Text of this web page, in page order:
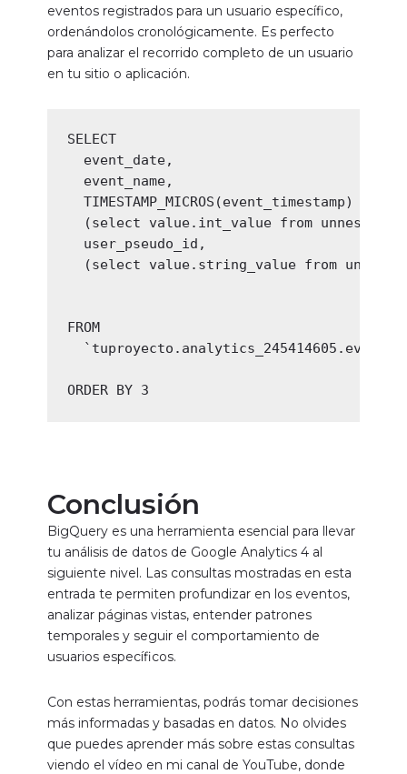
eventos registrados para un usuario específico,
ordenándolos cronológicamente. Es perfecto
para analizar el recorrido completo de un usuario
en tu sitio o aplicación.
SELECT
  event_date,
  event_name,
TIMESTAMP_MICROS(event_timestamp) as
(select value.int_value from
  user_pseudo_id,
(select value.string_value from
FROM
ORDER BY 3
Conclusión
BigQuery es una herramienta esencial para llevar
tu análisis de datos de Google Analytics 4 al
siguiente nivel. Las consultas mostradas en esta
entrada te permiten profundizar en los eventos,
analizar páginas vistas, entender patrones
temporales y seguir el comportamiento de
usuarios específicos.
Con estas herramientas, podrás tomar decisiones
más informadas y basadas en datos. No olvides
que puedes aprender más sobre estas consultas
viendo el vídeo en mi canal de YouTube, donde